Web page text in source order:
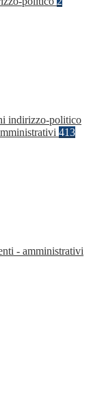
indirizzo-politico
413
- amministrativi